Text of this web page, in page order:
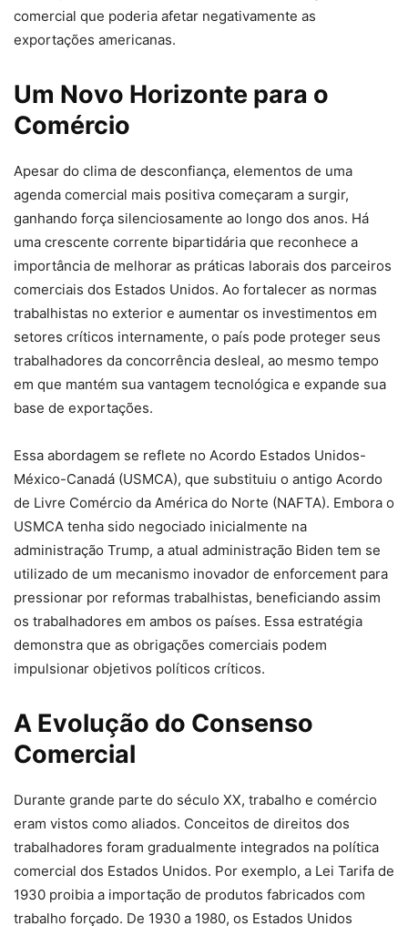
comercial que poderia afetar negativamente as
exportações americanas.
Um Novo Horizonte para o
Comércio
Apesar do clima de desconfiança, elementos de uma
agenda comercial mais positiva começaram a surgir,
ganhando força silenciosamente ao longo dos anos. Há
uma crescente corrente bipartidária que reconhece a
importância de melhorar as práticas laborais dos parceiros
comerciais dos Estados Unidos. Ao fortalecer as normas
trabalhistas no exterior e aumentar os investimentos em
setores críticos internamente, o país pode proteger seus
trabalhadores da concorrência desleal, ao mesmo tempo
em que mantém sua vantagem tecnológica e expande sua
base de exportações.
Essa abordagem se reflete no Acordo Estados Unidos-
México-Canadá (USMCA), que substituiu o antigo Acordo
de Livre Comércio da América do Norte (NAFTA). Embora o
USMCA tenha sido negociado inicialmente na
administração Trump, a atual administração Biden tem se
utilizado de um mecanismo inovador de enforcement para
pressionar por reformas trabalhistas, beneficiando assim
os trabalhadores em ambos os países. Essa estratégia
demonstra que as obrigações comerciais podem
impulsionar objetivos políticos críticos.
A Evolução do Consenso
Comercial
Durante grande parte do século XX, trabalho e comércio
eram vistos como aliados. Conceitos de direitos dos
trabalhadores foram gradualmente integrados na política
comercial dos Estados Unidos. Por exemplo, a Lei Tarifa de
1930 proibia a importação de produtos fabricados com
trabalho forçado. De 1930 a 1980, os Estados Unidos